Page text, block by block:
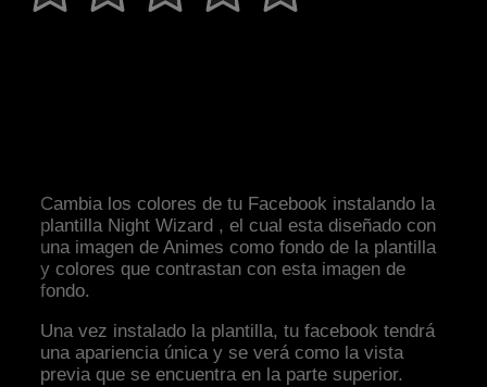
Cambia los colores de tu Facebook instalando la
plantilla Night Wizard , el cual esta diseñado con
una imagen de Animes como fondo de la plantilla
y colores que contrastan con esta imagen de
fondo.
Una vez instalado la plantilla, tu facebook tendrá
una apariencia única y se verá como la vista
previa que se encuentra en la parte superior.